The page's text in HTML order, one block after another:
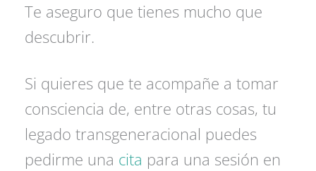
Te aseguro que tienes mucho que
descubrir.
Si quieres que te acompañe a tomar
consciencia de, entre otras cosas, tu
legado transgeneracional puedes
pedirme una cita para una sesión en